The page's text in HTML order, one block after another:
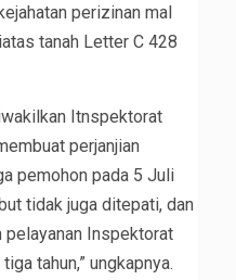
perizinan mal
tanah Letter C 428
Itnspektorat
perjanjian
pemohon pada 5 Juli
tidak juga ditepati, dan
pelayanan Inspektorat
tahun,” ungkapnya.